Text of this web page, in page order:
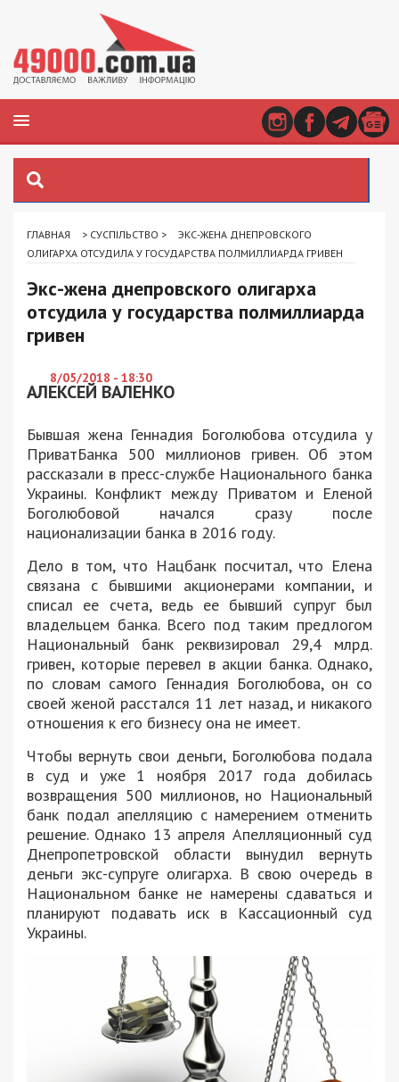
ГЛАВНАЯ > СУСПІЛЬСТВО >
ЭКС-ЖЕНА ДНЕПРОВСКОГО
ОЛИГАРХА ОТСУДИЛА У ГОСУДАРСТВА ПОЛМИЛЛИАРДА ГРИВЕН
Экс-жена днепровского олигарха
отсудила у государства полмиллиарда
гривен
8/05/2018 - 18:30
АЛЕКСЕЙ ВАЛЕНКО
Бывшая жена Геннадия Боголюбова отсудила у
ПриватБанка 500 миллионов гривен. Об этом
рассказали в пресс-службе Национального банка
Украины. Конфликт между Приватом и Еленой
Боголюбовой начался сразу после
национализации банка в 2016 году.
Дело в том, что Нацбанк посчитал, что Елена
связана с бывшими акционерами компании, и
списал ее счета, ведь ее бывший супруг был
владельцем банка. Всего под таким предлогом
Национальный банк реквизировал 29,4 млрд.
гривен, которые перевел в акции банка. Однако,
по словам самого Геннадия Боголюбова, он со
своей женой расстался 11 лет назад, и никакого
отношения к его бизнесу она не имеет.
Чтобы вернуть свои деньги, Боголюбова подала
в суд и уже 1 ноября 2017 года добилась
возвращения 500 миллионов, но Национальный
банк подал апелляцию с намерением отменить
решение. Однако 13 апреля Апелляционный суд
Днепропетровской области вынудил вернуть
деньги экс-супруге олигарха. В свою очередь в
Национальном банке не намерены сдаваться и
планируют подавать иск в Кассационный суд
Украины.